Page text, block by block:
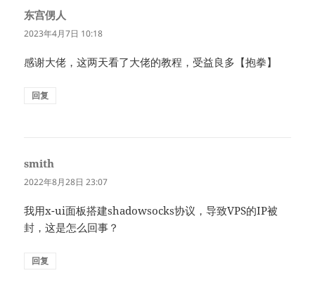
东宫侽人
道：
2023年4月7日 10:18
感谢大佬，这两天看了大佬的教程，受益良多【抱拳】
回复
smith
道：
2022年8月28日 23:07
我用x-ui面板搭建shadowsocks协议，导致VPS的IP被
封，这是怎么回事？
回复